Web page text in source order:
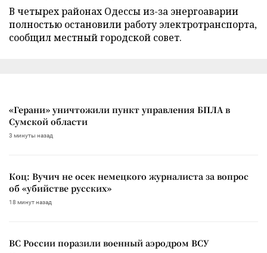
В четырех районах Одессы из-за энергоаварии
полностью остановили работу электротранспорта,
сообщил местный городской совет.
«Герани» уничтожили пункт управления БПЛА в
Сумской области
3 минуты назад
Коц: Вучич не осек немецкого журналиста за вопрос
об «убийстве русских»
18 минут назад
ВС России поразили военный аэродром ВСУ